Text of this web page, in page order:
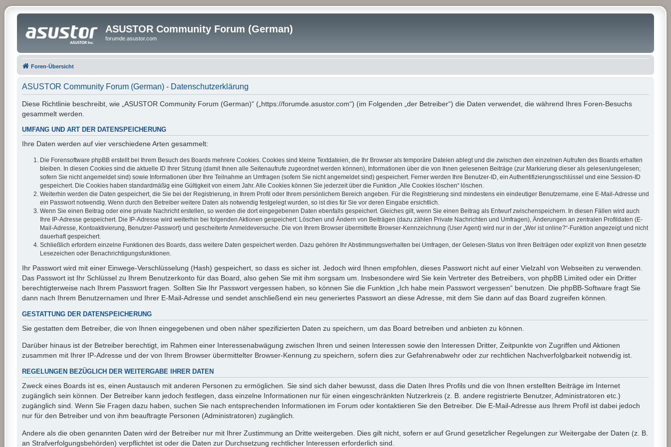
ASUSTOR Community Forum (German)
forumde.asustor.com
Foren-Übersicht
ASUSTOR Community Forum (German) - Datenschutzerklärung
Diese Richtlinie beschreibt, wie „ASUSTOR Community Forum (German)“ („https://forumde.asustor.com“) (im Folgenden „der Betreiber“) die Daten verwendet, die während Ihres Foren-Besuchs
gesammelt werden.
UMFANG UND ART DER DATENSPEICHERUNG
Ihre Daten werden auf vier verschiedene Arten gesammelt:
Die Forensoftware phpBB erstellt bei Ihrem Besuch des Boards mehrere Cookies. Cookies sind kleine Textdateien, die Ihr Browser als temporäre Dateien ablegt und die zwischen den einzelnen Aufrufen des Boards erhalten
bleiben. In diesen Cookies sind die aktuelle ID Ihrer Sitzung (damit Ihnen alle Seitenaufrufe zugeordnet werden können), Informationen über die von Ihnen gelesenen Beiträge (zur Markierung dieser als gelesen/ungelesen;
sofern Sie nicht angemeldet sind) sowie Informationen über Ihre Teilnahme an Umfragen (sofern Sie nicht angemeldet sind) gespeichert. Ferner werden Ihre Benutzer-ID, ein Authentifizierungsschlüssel und eine Session-ID
gespeichert. Die Cookies haben standardmäßig eine Gültigkeit von einem Jahr. Alle Cookies können Sie jederzeit über die Funktion „Alle Cookies löschen“ löschen.
Weiterhin werden die Daten gespeichert, die Sie bei der Registrierung, in Ihrem Profil oder Ihrem persönlichem Bereich angeben. Für die Registrierung sind mindestens ein eindeutiger Benutzername, eine E-Mail-Adresse und
ein Passwort notwendig. Wenn durch den Betreiber weitere Daten als notwendig festgelegt wurden, so ist dies für Sie vor deren Eingabe ersichtlich.
Wenn Sie einen Beitrag oder eine private Nachricht erstellen, so werden die dort eingegebenen Daten ebenfalls gespeichert. Gleiches gilt, wenn Sie einen Beitrag als Entwurf zwischenspeichern. In diesen Fällen wird auch
Ihre IP-Adresse gespeichert. Die IP-Adresse wird weiterhin bei folgenden Aktionen gespeichert: Löschen und Ändern von Beiträgen (dazu zählen Private Nachrichten und Umfragen), Änderungen an zentralen Profildaten (E-
Mail-Adresse, Kontoaktivierung, Benutzer-Passwort) und gescheiterte Anmeldeversuche. Die von Ihrem Browser übermittelte Browser-Kennzeichnung (User Agent) wird nur in der „Wer ist online?“-Funktion angezeigt und nicht
dauerhaft gespeichert.
Schließlich erfordern einzelne Funktionen des Boards, dass weitere Daten gespeichert werden. Dazu gehören Ihr Abstimmungsverhalten bei Umfragen, der Gelesen-Status von Ihren Beiträgen oder explizit von Ihnen gesetzte
Lesezeichen oder Benachrichtigungsfunktionen.
Ihr Passwort wird mit einer Einwege-Verschlüsselung (Hash) gespeichert, so dass es sicher ist. Jedoch wird Ihnen empfohlen, dieses Passwort nicht auf einer Vielzahl von Webseiten zu verwenden.
Das Passwort ist Ihr Schlüssel zu Ihrem Benutzerkonto für das Board, also gehen Sie mit ihm sorgsam um. Insbesondere wird Sie kein Vertreter des Betreibers, von phpBB Limited oder ein Dritter
berechtigterweise nach Ihrem Passwort fragen. Sollten Sie Ihr Passwort vergessen haben, so können Sie die Funktion „Ich habe mein Passwort vergessen“ benutzen. Die phpBB-Software fragt Sie
dann nach Ihrem Benutzernamen und Ihrer E-Mail-Adresse und sendet anschließend ein neu generiertes Passwort an diese Adresse, mit dem Sie dann auf das Board zugreifen können.
GESTATTUNG DER DATENSPEICHERUNG
Sie gestatten dem Betreiber, die von Ihnen eingegebenen und oben näher spezifizierten Daten zu speichern, um das Board betreiben und anbieten zu können.
Darüber hinaus ist der Betreiber berechtigt, im Rahmen einer Interessenabwägung zwischen Ihren und seinen Interessen sowie den Interessen Dritter, Zeitpunkte von Zugriffen und Aktionen
zusammen mit Ihrer IP-Adresse und der von Ihrem Browser übermittelter Browser-Kennung zu speichern, sofern dies zur Gefahrenabwehr oder zur rechtlichen Nachverfolgbarkeit notwendig ist.
REGELUNGEN BEZÜGLICH DER WEITERGABE IHRER DATEN
Zweck eines Boards ist es, einen Austausch mit anderen Personen zu ermöglichen. Sie sind sich daher bewusst, dass die Daten Ihres Profils und die von Ihnen erstellten Beiträge im Internet
zugänglich sein können. Der Betreiber kann jedoch festlegen, dass einzelne Informationen nur für einen eingeschränkten Nutzerkreis (z. B. andere registrierte Benutzer, Administratoren etc.)
zugänglich sind. Wenn Sie Fragen dazu haben, suchen Sie nach entsprechenden Informationen im Forum oder kontaktieren Sie den Betreiber. Die E-Mail-Adresse aus Ihrem Profil ist dabei jedoch
nur für den Betreiber und von ihm beauftragte Personen (Administratoren) zugänglich.
Andere als die oben genannten Daten wird der Betreiber nur mit Ihrer Zustimmung an Dritte weitergeben. Dies gilt nicht, sofern er auf Grund gesetzlicher Regelungen zur Weitergabe der Daten (z. B.
an Strafverfolgungsbehörden) verpflichtet ist oder die Daten zur Durchsetzung rechtlicher Interessen erforderlich sind.